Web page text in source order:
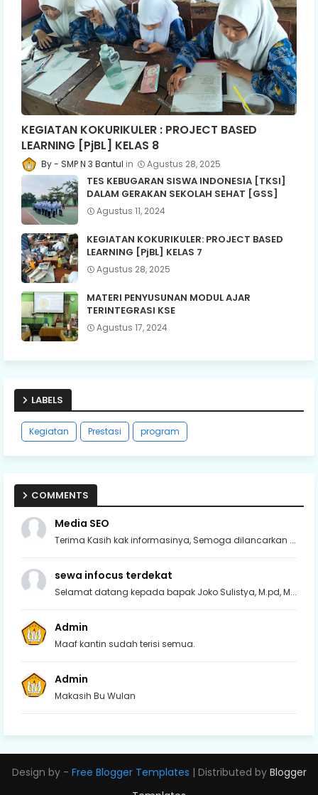
KEGIATAN KOKURIKULER : PROJECT BASED
LEARNING [PjBL] KELAS 8
SMP N 3 Bantul Agustus 28, 2025
TES KEBUGARAN SISWA INDONESIA [TKSI]
DALAM GERAKAN SEKOLAH SEHAT [GSS]
Agustus 11, 2024
KEGIATAN KOKURIKULER: PROJECT BASED
LEARNING [PjBL] KELAS 7
Agustus 28, 2025
MATERI PENYUSUNAN MODUL AJAR
TERINTEGRASI KSE
Agustus 17, 2024
LABELS
Kegiatan Prestasi program
COMMENTS
Media SEO
Terima Kasih kak informasinya, Semoga dilancarkan ...
sewa infocus terdekat
Selamat datang kepada bapak Joko Sulistya, M.pd, M...
Admin
Maaf kantin sudah terisi semua.
Admin
Makasih Bu Wulan
Design by - Free Blogger Templates | Distributed by Blogger